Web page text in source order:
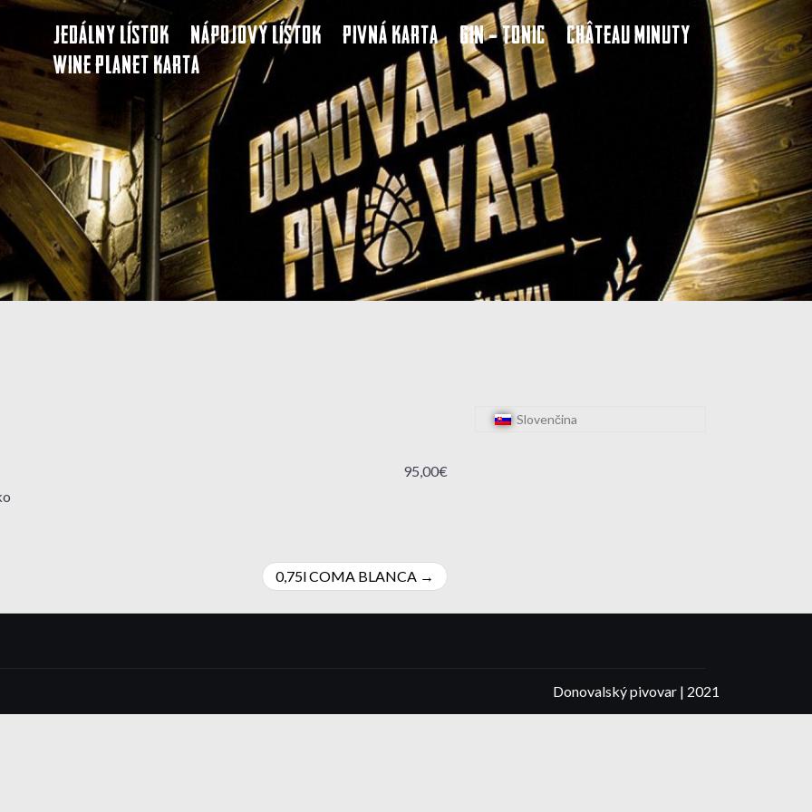
Jedálny lístok Nápojový lístok Pivná karta Gin – Tonic
Château Minuty
Wine Planet karta
95,00€
0,75l COMA BLANCA
Slovenčina
Donovalský pivovar | 2021